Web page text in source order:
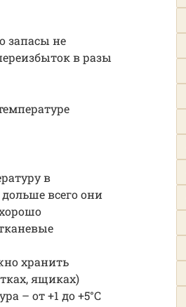
запасы не
в разы
в
всего они
хранить
ящиках)
– от +1 до +5°С